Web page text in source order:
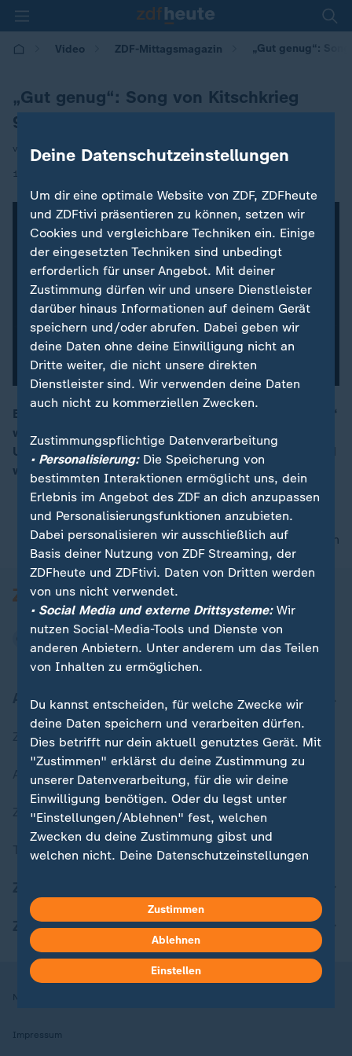
Video ZDF-Mittagsmagazin „Gut genug“:
„Gut genug“: Song von Kitschkrieg
geht viral
von Lena Christl/Alban Löffler
19.06.2026 | 12:00
00:16
Ein Song erobert gerade das Netz: „Du bist gut genug“
wird millionenfach gehört – in Deutschland und den
USA. Warum der Titel so viele Menschen anspricht und
was hinter dem viralen Erfolg steckt.
nach oben
Aktuell bei ZDFheute
Zuletzt veröffentlicht
Aktuelle Sendungs-Videos
ZDFheute Stories
Themen im Überblick
ZDFheute Apps
Nutzungsbedingungen
Impressum
Deine Datenschutzeinstellungen
Um dir eine optimale Website von ZDF, ZDFheute
und ZDFtivi präsentieren zu können, setzen wir
Cookies und vergleichbare Techniken ein. Einige
der eingesetzten Techniken sind unbedingt
erforderlich für unser Angebot. Mit deiner
Zustimmung dürfen wir und unsere Dienstleister
darüber hinaus Informationen auf deinem Gerät
speichern und/oder abrufen. Dabei geben wir
deine Daten ohne deine Einwilligung nicht an
Dritte weiter, die nicht unsere direkten
Dienstleister sind. Wir verwenden deine Daten
auch nicht zu kommerziellen Zwecken.
Zustimmungspflichtige Datenverarbeitung
• Personalisierung:Die Speicherung von
bestimmten Interaktionen ermöglicht uns, dein
Erlebnis im Angebot des ZDF an dich anzupassen
und Personalisierungsfunktionen anzubieten.
Dabei personalisieren wir ausschließlich auf
Basis deiner Nutzung von ZDF Streaming, der
ZDFheute und ZDFtivi. Daten von Dritten werden
von uns nicht verwendet.
• Social Media und externe Drittsysteme:Wir
nutzen Social-Media-Tools und Dienste von
anderen Anbietern. Unter anderem um das Teilen
von Inhalten zu ermöglichen.
Du kannst entscheiden, für welche Zwecke wir
deine Daten speichern und verarbeiten dürfen.
Dies betrifft nur dein aktuell genutztes Gerät. Mit
"Zustimmen" erklärst du deine Zustimmung zu
unserer Datenverarbeitung, für die wir deine
Einwilligung benötigen. Oder du legst unter
"Einstellungen/Ablehnen" fest, welchen
Zwecken du deine Zustimmung gibst und
welchen nicht. Deine Datenschutzeinstellungen
Hier findest du das Impressum.
Weitere Informationen findest du in unserer
Datenschutzerklärung.
Zustimmen
Ablehnen
Einstellen